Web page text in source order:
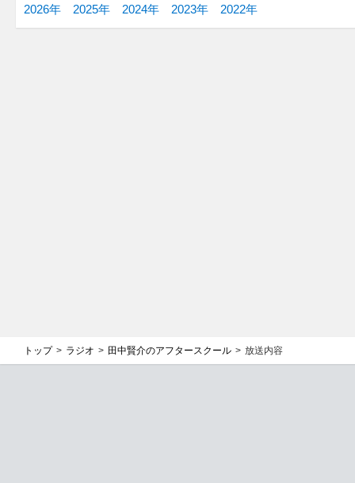
2026年 2025年 2024年 2023年 2022年
トップ ラジオ 田中賢介のアフタースクール 放送内容